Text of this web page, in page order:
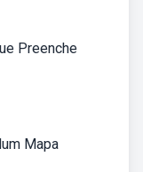
Preenche
Mapa